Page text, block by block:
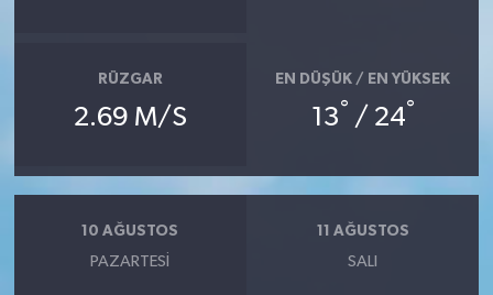
RÜZGAR
2.69 M/S
EN DÜŞÜK / EN YÜKSEK
13° / 24°
10 AĞUSTOS
PAZARTESI
11 AĞUSTOS
SALI